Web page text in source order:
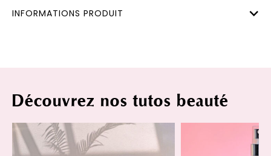
INFORMATIONS PRODUIT
Découvrez nos tutos beauté